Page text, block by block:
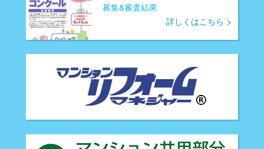
募集&審査結果
詳しくはこちら